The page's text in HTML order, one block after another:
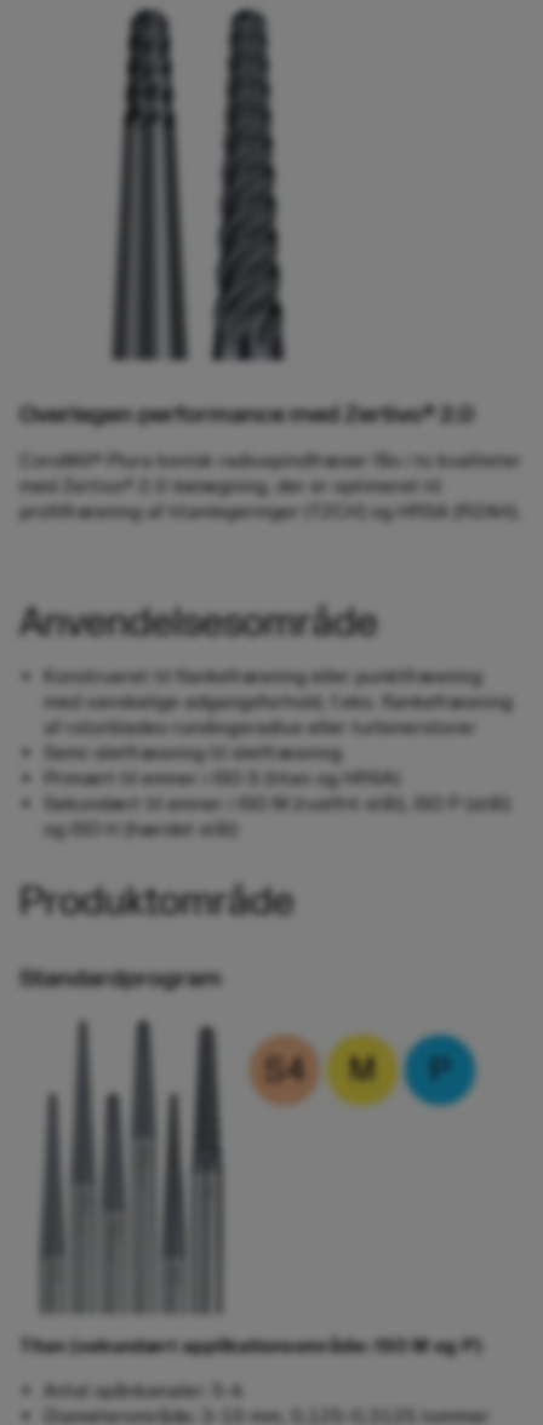
Overlegen performance med Zertivo® 2.0
CoroMill® Plura konisk radiuspindfræser fås i to kvaliteter
med Zertivo® 2.0-belægning, der er optimeret til
profilfræsning af titanlegeringer (T2CH) og HRSA (R2AH).
Anvendelsesområde
Konstrueret til flankefræsning eller punktfræsning
med vanskelige adgangsforhold, f.eks. flankefræsning
af rotorblades rundingsradius eller turbinerotorer
Semi-sletfræsning til sletfræsning
Primært til emner i ISO S (titan og HRSA)
Sekundært til emner i ISO M (rustfrit stål), ISO P (stål)
og ISO H (hærdet stål)
Produktområde
Standardprogram
Titan (sekundært applikationsområde: ISO M og P)
Antal spånkanaler: 5-6
Diameterområde: 3-10 mm, 0,125-0,3125 tommer